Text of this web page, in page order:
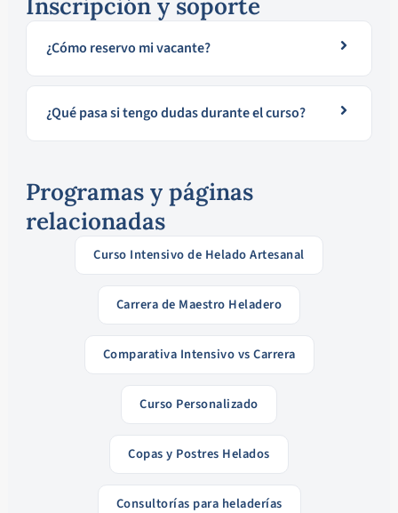
¿Cómo reservo mi vacante?
¿Qué pasa si tengo dudas durante el curso?
Programas y páginas
relacionadas
Curso Intensivo de Helado Artesanal
Carrera de Maestro Heladero
Comparativa Intensivo vs Carrera
Curso Personalizado
Copas y Postres Helados
Consultorías para heladerías